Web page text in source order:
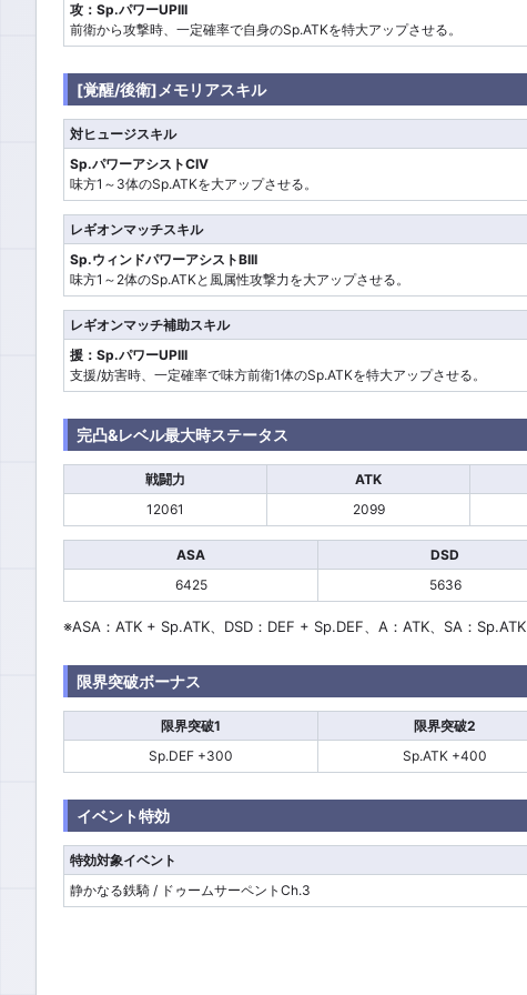
攻：Sp.パワーUPIII
前衛から攻撃時、一定確率で自身のSp.ATKを特大アップさせる。
[覚醒/後衛]メモリアスキル
対ヒュージスキル
Sp.パワーアシストCIV
味方1～3体のSp.ATKを大アップさせる。
レギオンマッチスキル
Sp.ウィンドパワーアシストBIII
味方1～2体のSp.ATKと風属性攻撃力を大アップさせる。
レギオンマッチ補助スキル
援：Sp.パワーUPIII
支援/妨害時、一定確率で味方前衛1体のSp.ATKを特大アップさせる。
完凸&レベル最大時ステータス
戦闘力 ATK
12061
2099
ASA DSD
6425
5636
※ASA：ATK + Sp.ATK、DSD：DEF + Sp.DEF、A：ATK、SA：Sp.ATK
限界突破ボーナス
限界突破1 限界突破2
Sp.DEF +300
Sp.ATK +400
イベント特効
特効対象イベント
静かなる鉄騎 / ドゥームサーペントCh.3